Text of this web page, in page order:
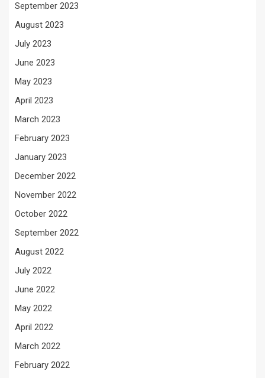
September 2023
August 2023
July 2023
June 2023
May 2023
April 2023
March 2023
February 2023
January 2023
December 2022
November 2022
October 2022
September 2022
August 2022
July 2022
June 2022
May 2022
April 2022
March 2022
February 2022